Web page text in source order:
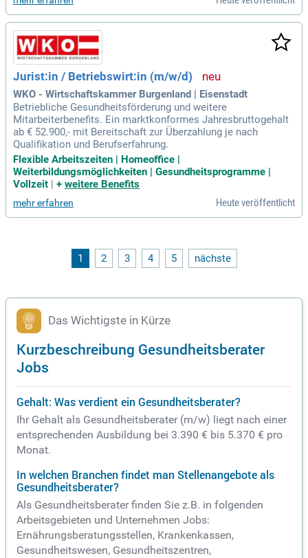
Jurist:in / Betriebswirt:in (m/w/d)
WKO - Wirtschaftskammer Burgenland | Eisenstadt
Betriebliche Gesundheitsförderung und weitere
Mitarbeiterbenefits. Ein marktkonformes Jahresbruttogehalt
ab € 52.900,- mit Bereitschaft zur Überzahlung je nach
Qualifikation und Berufserfahrung.
Flexible Arbeitszeiten | Homeoffice |
Weiterbildungsmöglichkeiten | Gesundheitsprogramme |
Vollzeit
+ weitere Benefits
mehr erfahren Heute veröffentlicht
1 2 3 4 5 nächste
Das Wichtigste in Kürze
Kurzbeschreibung Gesundheitsberater
Jobs
Gehalt: Was verdient ein Gesundheitsberater?
Ihr Gehalt als Gesundheitsberater (m/w) liegt nach einer
entsprechenden Ausbildung bei 3.390 € bis 5.370 € pro
Monat.
In welchen Branchen findet man Stellenangebote als
Gesundheitsberater?
Als Gesundheitsberater finden Sie z.B. in folgenden
Arbeitsgebieten und Unternehmen Jobs:
Ernährungsberatungsstellen, Krankenkassen,
Gesundheitswesen, Gesundheitszentren,